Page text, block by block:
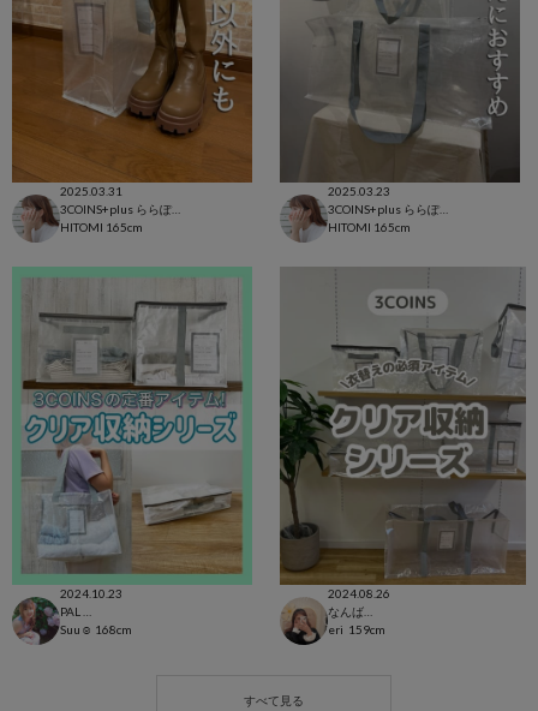
2025.03.31
HITOMI 165cm
2025.03.23
3COINS+plus ららぽーと和泉店
HITOMI 165cm
2024.10.23
Suu☺︎ 168cm
2024.08.26
なんばウォーク店
eri 159cm